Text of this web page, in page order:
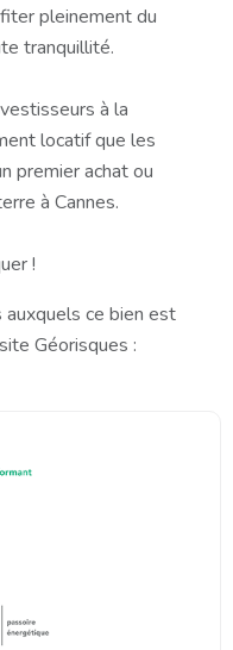
pleinement du
tranquillité.
à la
locatif que les
premier achat ou
à Cannes.
!
ce bien est
Géorisques :